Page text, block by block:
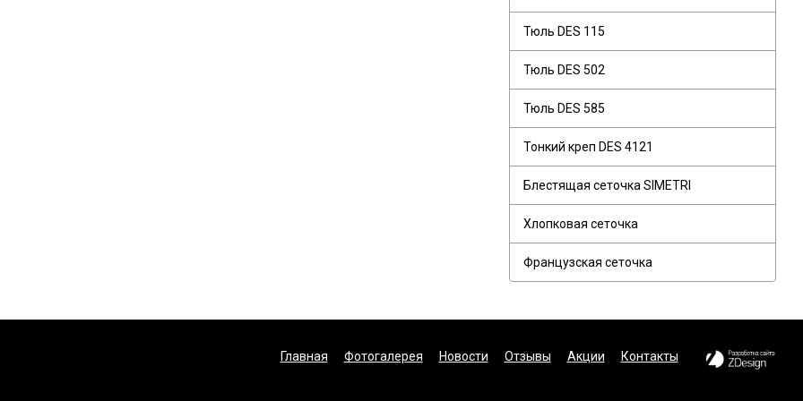
Тюль DES 115
Тюль DES 502
Тюль DES 585
Тонкий креп DES 4121
Блестящая сеточка SIMETRI
Хлопковая сеточка
Французская сеточка
Главная Фотогалерея Новости Отзывы Акции Контакты